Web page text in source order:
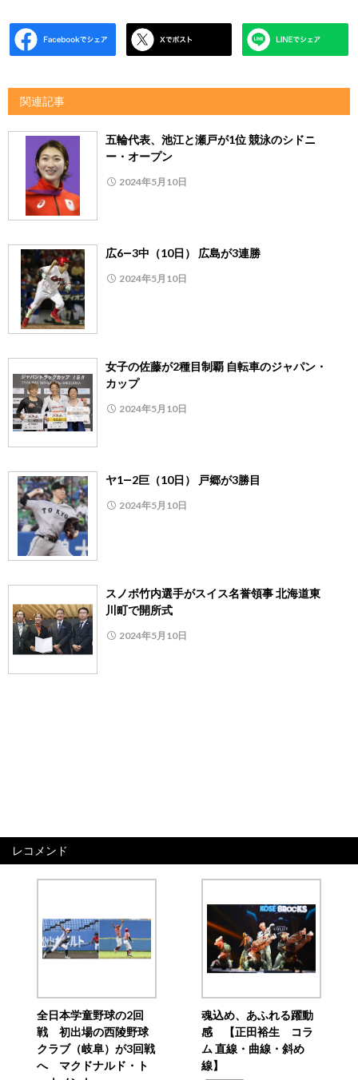
関連記事
五輪代表、池江と瀬戸が1位 競泳のシドニ
ー・オープン
2024年5月10日
広6―3中（10日） 広島が3連勝
2024年5月10日
女子の佐藤が2種目制覇 自転車のジャパン・
カップ
2024年5月10日
ヤ1―2巨（10日） 戸郷が3勝目
2024年5月10日
スノボ竹内選手がスイス名誉領事 北海道東
川町で開所式
2024年5月10日
レコメンド
全日本学童野球の2回
戦 初出場の西陵野球
クラブ（岐阜）が3回戦
へ マクドナルド・ト
魂込め、あふれる躍動
感 【正田裕生 コラ
ム 直線・曲線・斜め
線】